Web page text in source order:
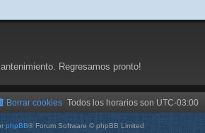
Regresamos pronto!
Todos los horarios son UTC-03:00
Borrar cookies
phpBB® Forum Software © phpBB Limited